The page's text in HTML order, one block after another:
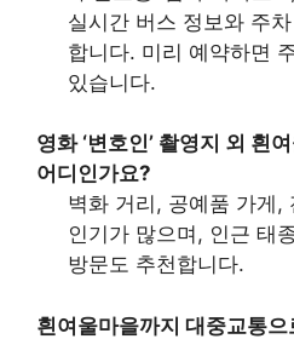
실시간 버스 정보와 주
합니다. 미리 예약하면
있습니다.
영화 ‘변호인’ 촬영지 외 흰
어디인가요?
벽화 거리, 공예품 가게,
인기가 많으며, 인근 태
방문도 추천합니다.
흰여울마을까지 대중교통